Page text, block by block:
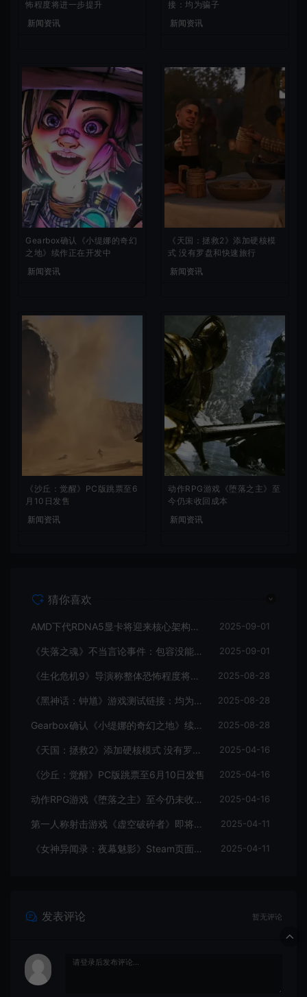
怖程度将进一步提升
新闻资讯
接：均为骗子
新闻资讯
Gearbox确认《小缇娜的奇幻
之地》续作正在开发中
新闻资讯
《天国：拯救2》添加硬核模
式 没有罗盘和快速旅行
新闻资讯
《沙丘：觉醒》PC版跳票至6
月10日发售
新闻资讯
动作RPG游戏《堕落之主》至
今仍未收回成本
新闻资讯
猜你喜欢
AMD下代RDNA5显卡将迎来核心架构大幅升级 2025-09-01
《失落之魂》不当言论事件：包容没能消解过激言论 2025-09-01
《生化危机9》导演称整体恐怖程度将进一步提升 2025-08-28
《黑神话：钟馗》游戏测试链接：均为骗子 2025-08-28
Gearbox确认《小缇娜的奇幻之地》续作正在开发中 2025-08-28
《天国：拯救2》添加硬核模式 没有罗盘和快速旅行 2025-04-16
《沙丘：觉醒》PC版跳票至6月10日发售 2025-04-16
动作RPG游戏《堕落之主》至今仍未收回成本 2025-04-16
第一人称射击游戏《虚空破碎者》即将多平台上线 2025-04-11
《女神异闻录：夜幕魅影》Steam页面上线 2025-04-11
发表评论 暂无评论